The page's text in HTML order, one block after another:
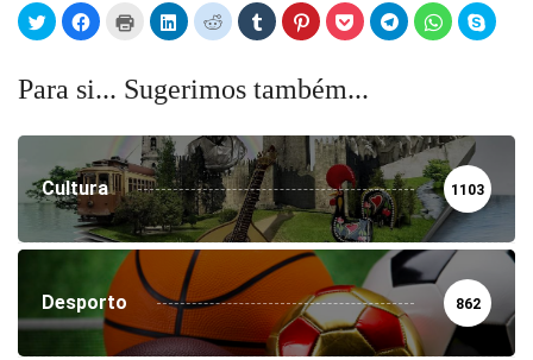
Click
to
share
Twitter
(Opens
in
window)
Click
to
Facebook
(Opens
in
window)
Click
print
in
new
window)
Click
to
share
LinkedIn
(Opens
in
window)
Click
to
share
(Opens
in
window)
Click
to
share
Tumblr
(Opens
in
window)
Click
to
share
Pinterest
(Opens
in
window)
Click
to
share
in
window)
Click
to
share
window)
Click
to
share
window)
Click
to
Para si... Sugerimos também...
Cultura 1103
Desporto 862